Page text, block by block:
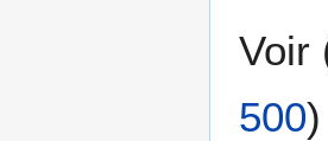
Voir
500)